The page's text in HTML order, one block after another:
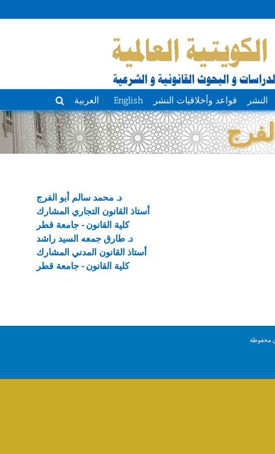
النشر قواعد وأخلاقيات النشر English العربية
د. محمد سالم أبو الفرج
أستاذ القانون التجاري المشارك
كلية القانون - جامعة قطر
د. طارق جمعه السيد راشد
أستاذ القانون المدني المشارك
كلية القانون - جامعة قطر